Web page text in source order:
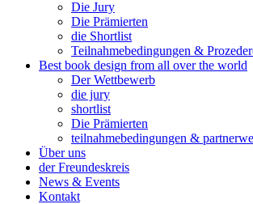
Die Jury
Die Prämierten
die Shortlist
Teilnahmebedingungen &
Best book design from all over the world
Der Wettbewerb
die jury
shortlist
Die Prämierten
teilnahmebedingungen &
Über uns
der Freundeskreis
News & Events
Kontakt